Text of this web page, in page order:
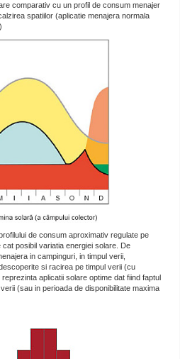
comparativ cu un profil de consum menajer
spatiilor (aplicatie menajera normala
de consum aproximativ regulate pe
posibil variatia energiei solare. De
in campinguri, in timpul verii,
si racirea pe timpul verii (cu
aplicatii solare optime dat fiind faptul
(sau in perioada de disponibilitate maxima